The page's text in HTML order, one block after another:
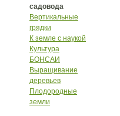
садовода
Вертикальные
грядки
К земле с наукой
Культура
БОНСАИ
Выращивание
деревьев
Плодородные
земли